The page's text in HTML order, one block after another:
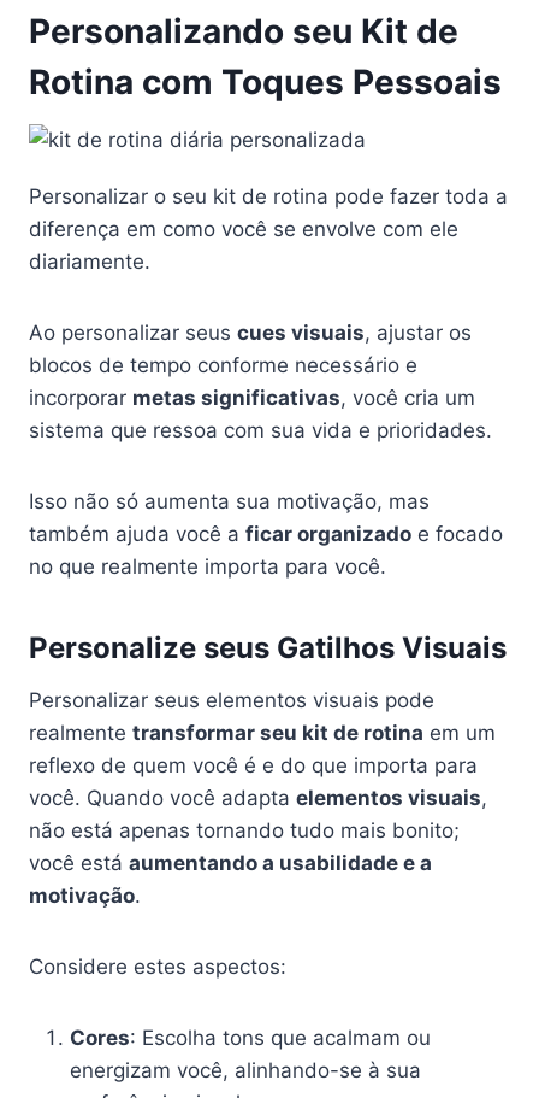
Personalizando seu Kit de
Rotina com Toques Pessoais
Personalizar o seu kit de rotina pode fazer toda a
diferença em como você se envolve com ele
diariamente.
Ao personalizar seus cues visuais, ajustar os
blocos de tempo conforme necessário e
incorporar metas significativas, você cria um
sistema que ressoa com sua vida e prioridades.
Isso não só aumenta sua motivação, mas
também ajuda você a ficar organizado e focado
no que realmente importa para você.
Personalize seus Gatilhos Visuais
Personalizar seus elementos visuais pode
realmente transformar seu kit de rotina em um
reflexo de quem você é e do que importa para
você. Quando você adapta elementos visuais,
não está apenas tornando tudo mais bonito;
você está aumentando a usabilidade e a
motivação.
Considere estes aspectos:
Cores: Escolha tons que acalmam ou
energizam você, alinhando-se à sua